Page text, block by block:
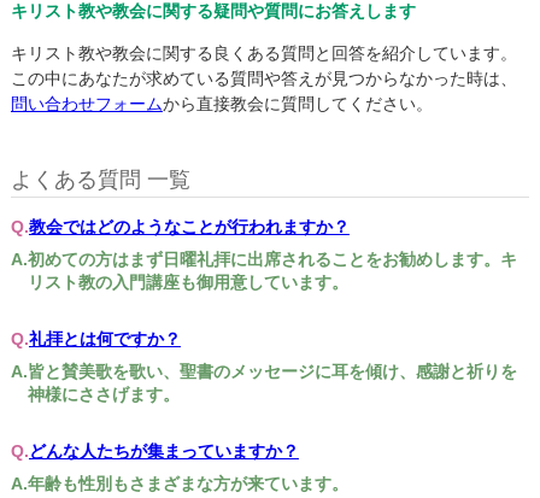
キリスト教や教会に関する疑問や質問にお答えします
キリスト教や教会に関する良くある質問と回答を紹介しています。
この中にあなたが求めている質問や答えが見つからなかった時は、
問い合わせフォームから直接教会に質問してください。
よくある質問 一覧
教会ではどのようなことが行われますか？
初めての方はまず日曜礼拝に出席されることをお勧めします。キ
リスト教の入門講座も御用意しています。
礼拝とは何ですか？
皆と賛美歌を歌い、聖書のメッセージに耳を傾け、感謝と祈りを
神様にささげます。
どんな人たちが集まっていますか？
年齢も性別もさまざまな方が来ています。